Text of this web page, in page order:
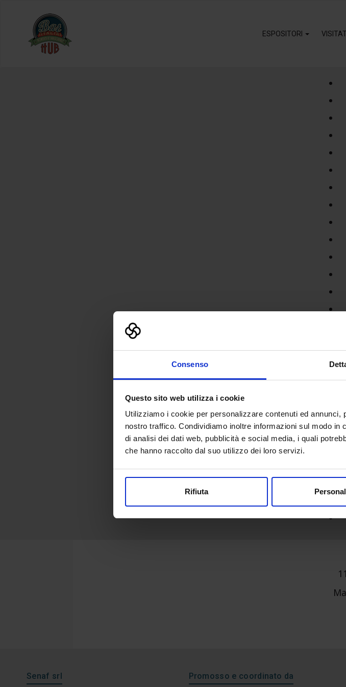
Consenso
Questo sito web utilizza i cookie
Utilizziamo i cookie per personalizzare contenuti ed
nostro traffico. Condividiamo inoltre informazioni sul modo
di analisi dei dati web, pubblicità e social media, i quali
che hanno raccolto dal suo utilizzo dei loro servizi.
Rifiuta
ESPOSITORI
11
Senaf srl Promosso e coordinato da